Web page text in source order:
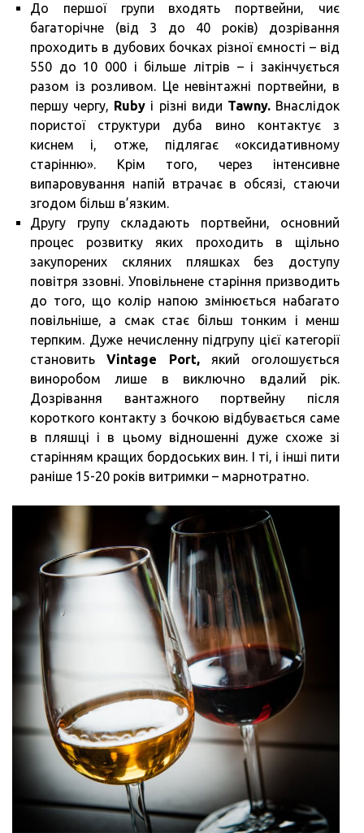
До першої групи входять портвейни, чиє
багаторічне (від 3 до 40 років) дозрівання
проходить в дубових бочках різної ємності – від
550 до 10 000 і більше літрів – і закінчується
разом із розливом. Це невінтажні портвейни, в
першу чергу, Ruby і різні види Tawny.Внаслідок
пористої структури дуба вино контактує з
киснем і, отже, підлягає «оксидативному
старінню». Крім того, через інтенсивне
випаровування напій втрачає в обсязі, стаючи
згодом більш в’язким.
Другу групу складають портвейни, основний
процес розвитку яких проходить в щільно
закупорених скляних пляшках без доступу
повітря ззовні. Уповільнене старіння призводить
до того, що колір напою змінюється набагато
повільніше, а смак стає більш тонким і менш
терпким. Дуже нечисленну підгрупу цієї категорії
становитьVintage Port,який оголошується
виноробом лише в виключно вдалий рік.
Дозрівання вантажного портвейну після
короткого контакту з бочкою відбувається саме
в пляшці і в цьому відношенні дуже схоже зі
старінням кращих бордоських вин. І ті, і інші пити
раніше 15-20 років витримки – марнотратно.